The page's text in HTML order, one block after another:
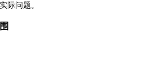
际问题。